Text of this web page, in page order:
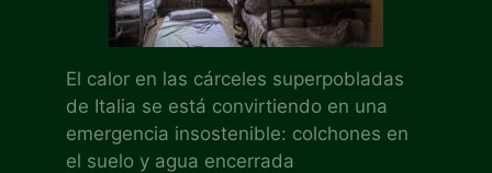
El calor en las cárceles superpobladas
de Italia se está convirtiendo en una
emergencia insostenible: colchones en
el suelo y agua encerrada